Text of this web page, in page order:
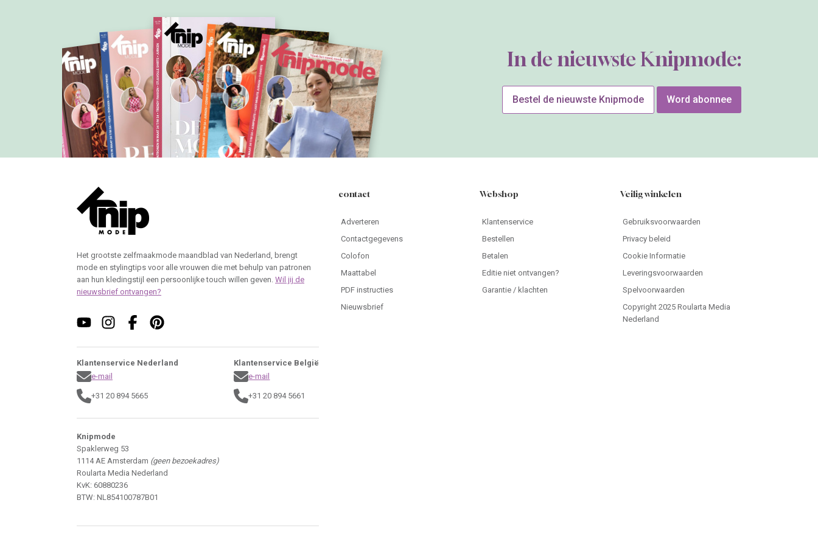
In de nieuwste Knipmode:
Bestel de nieuwste Knipmode Word abonnee
Het grootste zelfmaakmode maandblad van Nederland, brengt
mode en stylingtips voor alle vrouwen die met behulp van patronen
aan hun kledingstijl een persoonlijke touch willen geven. Wil jij de
nieuwsbrief ontvangen?
Klantenservice Nederland
e-mail
+31 20 894 5665
Klantenservice België
e-mail
+31 20 894 5661
Knipmode
Spaklerweg 53
1114 AE Amsterdam (geen bezoekadres)
Roularta Media Nederland
KvK: 60880236
BTW: NL854100787B01
contact
Adverteren
Contactgegevens
Colofon
Maattabel
PDF instructies
Nieuwsbrief
Webshop
Klantenservice
Bestellen
Betalen
Editie niet ontvangen?
Garantie / klachten
Veilig winkelen
Gebruiksvoorwaarden
Privacy beleid
Cookie Informatie
Leveringsvoorwaarden
Spelvoorwaarden
Copyright 2025 Roularta Media
Nederland